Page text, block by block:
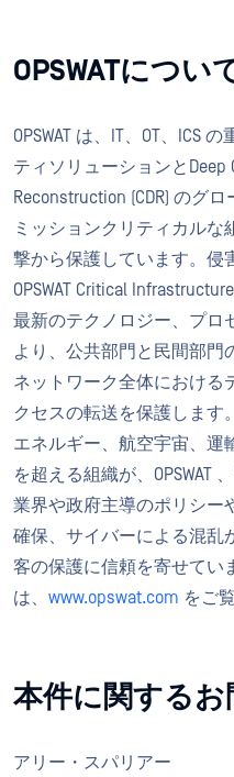
OPSWATについ
OPSWAT は、IT、OT、ICS
ティソリューションとDeep
Reconstruction (CDR) のグ
ミッションクリティカル
撃から保護しています。侵
OPSWAT Critical
最新のテクノロジー、プロ
より、公共部門と民間部門
ネットワーク全体における
クセスの転送を保護します
エネルギー、航空宇宙、運
を超える組織が、OPSWAT
業界や政府主導のポリシー
確保、サイバーによる混乱
客の保護に信頼を寄せてい
は、 www.opswat.com をご
本件に関する
アリー・スパリアー